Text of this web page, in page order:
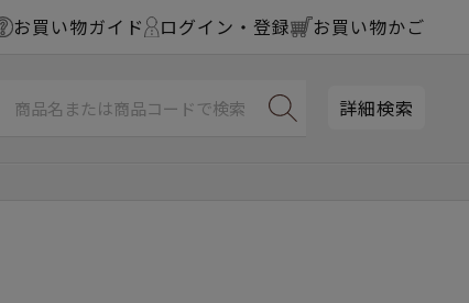
お買い物ガイド ログイン・登録 お買い物かご
詳細検索